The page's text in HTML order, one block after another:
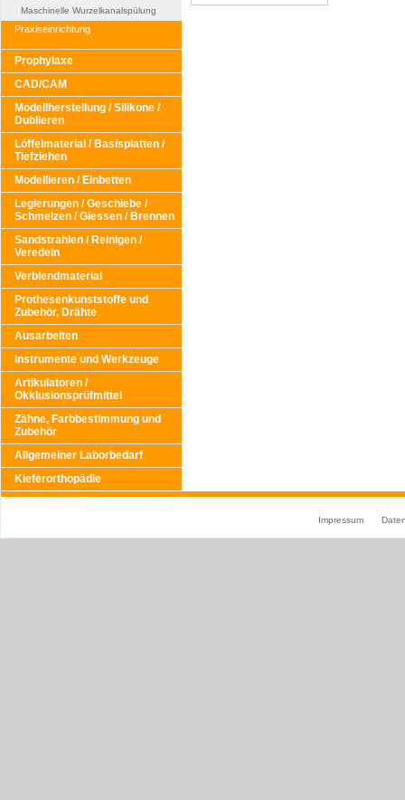
Maschinelle Wurzelkanalspülung
Praxiseinrichtung
Prophylaxe
CAD/CAM
Modellherstellung / Silikone /
Dublieren
Löffelmaterial / Basisplatten /
Tiefziehen
Modellieren / Einbetten
Legierungen / Geschiebe /
Schmelzen / Giessen / Brennen
Sandstrahlen / Reinigen /
Veredeln
Verblendmaterial
Prothesenkunststoffe und
Zubehör, Drähte
Ausarbeiten
Instrumente und Werkzeuge
Artikulatoren /
Okklusionsprüfmittel
Zähne, Farbbestimmung und
Zubehör
Allgemeiner Laborbedarf
Kieferorthopädie
Impressum